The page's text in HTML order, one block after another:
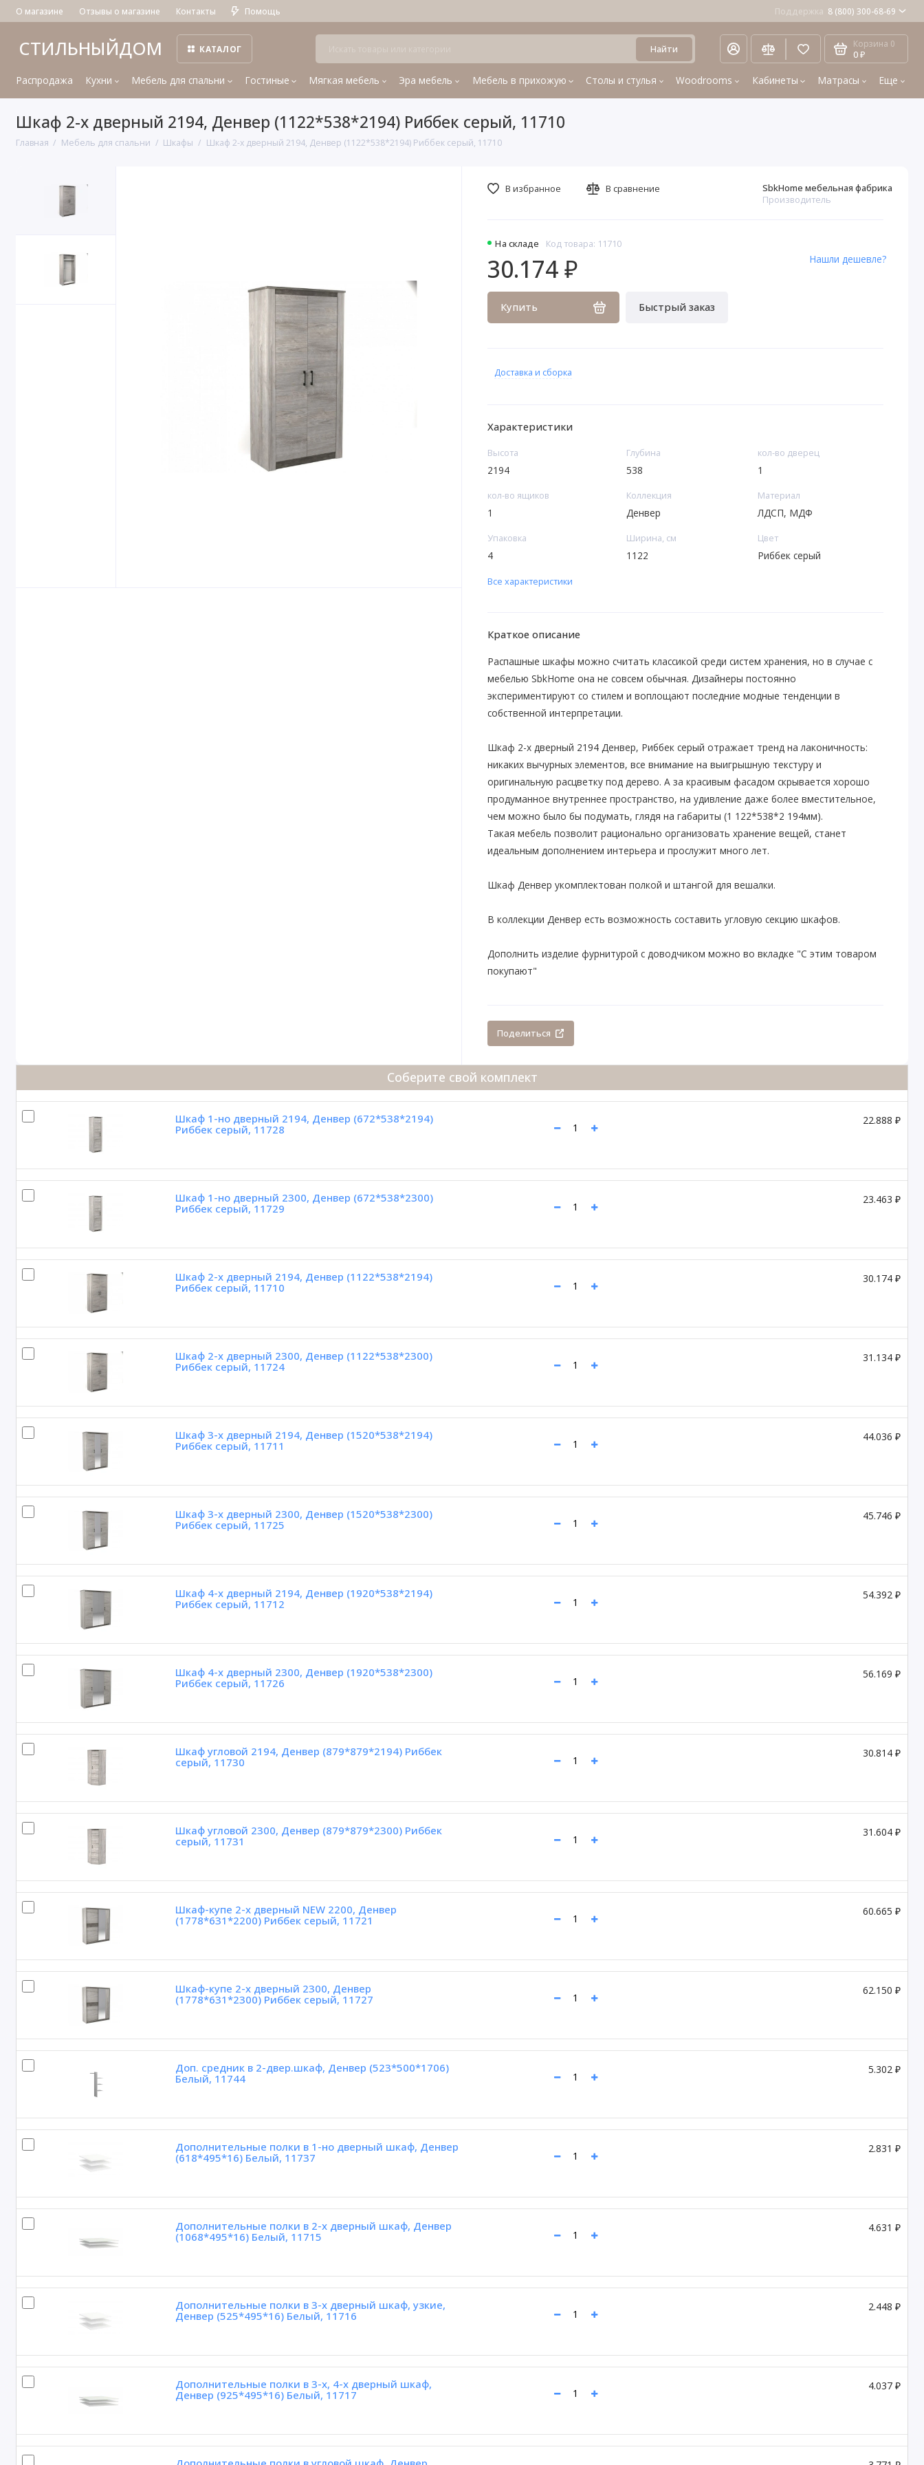
О магазине Отзывы о магазине Контакты Помощь Поддержка 8 (800) 300-68-69
СТИЛЬНЫЙДОМ КАТАЛОГ Найти Корзина 0
0 ₽
Распродажа Кухни Мебель для спальни Гостиные Мягкая мебель Эра мебель Мебель в прихожую Столы и стулья Woodrooms Кабинеты Матрасы Еще
Шкаф 2-х дверный 2194, Денвер (1122*538*2194) Риббек серый, 11710
Главная Мебель для спальни Шкафы Шкаф 2-х дверный 2194, Денвер (1122*538*2194) Риббек серый, 11710
На складе Код товара: 11710
SbkHome мебельная фабрика
Производитель
30.174 ₽
Купить Быстрый заказ
Нашли дешевле?
В избранное В сравнение
Доставка и сборка
Характеристики
Высота
2194
Глубина
538
кол-во дверец
1
кол-во ящиков
1
Коллекция
Денвер
Материал
ЛДСП, МДФ
Упаковка
4
Ширина, см
1122
Цвет
Риббек серый
Все характеристики
Краткое описание
Распашные шкафы можно считать классикой среди систем хранения, но в случае с
мебелью SbkHome она не совсем обычная. Дизайнеры постоянно
экспериментируют со стилем и воплощают последние модные тенденции в
собственной интерпретации.
Шкаф 2-х дверный 2194 Денвер, Риббек серый отражает тренд на лаконичность:
никаких вычурных элементов, все внимание на выигрышную текстуру и
оригинальную расцветку под дерево. А за красивым фасадом скрывается хорошо
продуманное внутреннее пространство, на удивление даже более вместительное,
чем можно было бы подумать, глядя на габариты (1 122*538*2 194мм).
Такая мебель позволит рационально организовать хранение вещей, станет
идеальным дополнением интерьера и прослужит много лет.
Шкаф Денвер укомплектован полкой и штангой для вешалки.
В коллекции Денвер есть возможность составить угловую секцию шкафов.
Дополнить изделие фурнитурой с доводчиком можно во вкладке "С этим товаром
покупают"
Поделиться
Соберите свой комплект
Шкаф 1-но дверный 2194, Денвер (672*538*2194)
Риббек серый, 11728
22.888 ₽
Шкаф 1-но дверный 2300, Денвер (672*538*2300)
Риббек серый, 11729
23.463 ₽
Шкаф 2-х дверный 2194, Денвер (1122*538*2194)
Риббек серый, 11710
30.174 ₽
Шкаф 2-х дверный 2300, Денвер (1122*538*2300)
Риббек серый, 11724
31.134 ₽
Шкаф 3-х дверный 2194, Денвер (1520*538*2194)
Риббек серый, 11711
44.036 ₽
Шкаф 3-х дверный 2300, Денвер (1520*538*2300)
Риббек серый, 11725
45.746 ₽
Шкаф 4-х дверный 2194, Денвер (1920*538*2194)
Риббек серый, 11712
54.392 ₽
Шкаф 4-х дверный 2300, Денвер (1920*538*2300)
Риббек серый, 11726
56.169 ₽
Шкаф угловой 2194, Денвер (879*879*2194) Риббек
серый, 11730
30.814 ₽
Шкаф угловой 2300, Денвер (879*879*2300) Риббек
серый, 11731
31.604 ₽
Шкаф-купе 2-х дверный NEW 2200, Денвер
(1778*631*2200) Риббек серый, 11721
60.665 ₽
Шкаф-купе 2-х дверный 2300, Денвер
(1778*631*2300) Риббек серый, 11727
62.150 ₽
Доп. средник в 2-двер.шкаф, Денвер (523*500*1706)
Белый, 11744
5.302 ₽
Дополнительные полки в 1-но дверный шкаф, Денвер
(618*495*16) Белый, 11737
2.831 ₽
Дополнительные полки в 2-х дверный шкаф, Денвер
(1068*495*16) Белый, 11715
4.631 ₽
Дополнительные полки в 3-х дверный шкаф, узкие,
Денвер (525*495*16) Белый, 11716
2.448 ₽
Дополнительные полки в 3-х, 4-х дверный шкаф,
Денвер (925*495*16) Белый, 11717
4.037 ₽